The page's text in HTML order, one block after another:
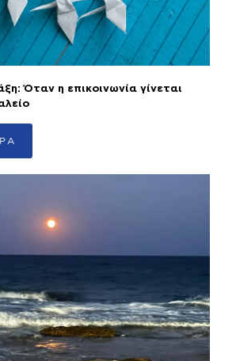
Όταν η επικοινωνία γίνεται